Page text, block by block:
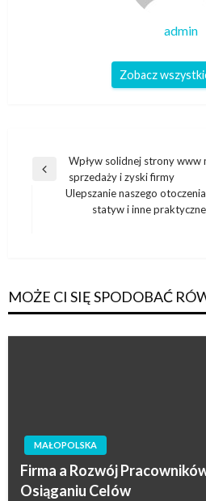
admin
Zobacz
Nawigacja
wpisu
Poprzedni
Wpływ solidnej strony www
sprzedaży i zyski firmy
Ulepszanie naszego
statyw i inne
MOŻE CI SIĘ SPODOBAĆ
MAŁOPOLSKA
Firma a Rozwój
Osiąganiu Celów